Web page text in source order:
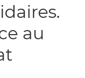
au